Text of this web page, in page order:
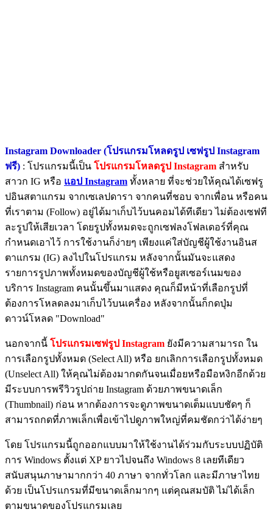
Instagram Downloader (โปรแกรมโหลดรูป เซฟรูป Instagram
ฟรี) : โปรแกรมนี้เป็น โปรแกรมโหลดรูป Instagram สำหรับ
สาวก IG หรือ แอป Instagram ทั้งหลาย ที่จะช่วยให้คุณได้เซฟรู
ปอินสตาแกรม จากเซเลปดารา จากคนที่ชอบ จากเพื่อน หรือคน
ที่เราตาม (Follow) อยู่ได้มาเก็บไว้บนคอมได้ทีเดียว ไม่ต้องเซฟที
ละรูปให้เสียเวลา โดยรูปทั้งหมดจะถูกเซฟลงโฟลเดอร์ที่คุณ
กำหนดเอาไว้ การใช้งานก็ง่ายๆ เพียงแค่ใส่บัญชีผู้ใช้งานอินส
ตาแกรม (IG) ลงไปในโปรแกรม หลังจากนั้นมันจะแสดง
รายการรูปภาพทั้งหมดของบัญชีผู้ใช้หรือยูสเซอร์เนมของ
บริการ Instagram คนนั้นขึ้นมาแสดง คุณก็มีหน้าที่เลือกรูปที่
ต้องการโหลดลงมาเก็บไว้บนเครื่อง หลังจากนั้นก็กดปุ่ม
ดาวน์โหลด "Download"
นอกจากนี้ โปรแกรมเซฟรูป Instagram ยังมีความสามารถ ใน
การเลือกรูปทั้งหมด (Select All) หรือ ยกเลิกการเลือกรูปทั้งหมด
(Unselect All) ให้คุณไม่ต้องมากดกันจนเมื่อยหรือมือหงิกอีกด้วย
มีระบบการพรีวิวรูปถ่าย Instagram ด้วยภาพขนาดเล็ก
(Thumbnail) ก่อน หากต้องการจะดูภาพขนาดเต็มแบบชัดๆ ก็
สามารถกดที่ภาพเล็กเพื่อเข้าไปดูภาพใหญ่ที่คมชัดกว่าได้ง่ายๆ
โดย โปรแกรมนี้ถูกออกแบบมาให้ใช้งานได้ร่วมกับระบบปฏิบัติ
การ Windows ตั้งแต่ XP ยาวไปจนถึง Windows 8 เลยทีเดียว
สนับสนุนภาษามากกว่า 40 ภาษา จากทั่วโลก และมีภาษาไทย
ด้วย เป็นโปรแกรมที่มีขนาดเล็กมากๆ แต่คุณสมบัติ ไม่ได้เล็ก
ตามขนาดของโปรแกรมเลย